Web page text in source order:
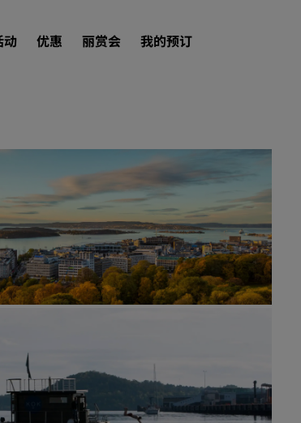
动 优惠 丽赏会 我的预订
目的地
度假酒店
服务式公寓
机场酒店
新开业和即将开业的酒店
会议和活动
预订会议空间
请求报价
活动目的地